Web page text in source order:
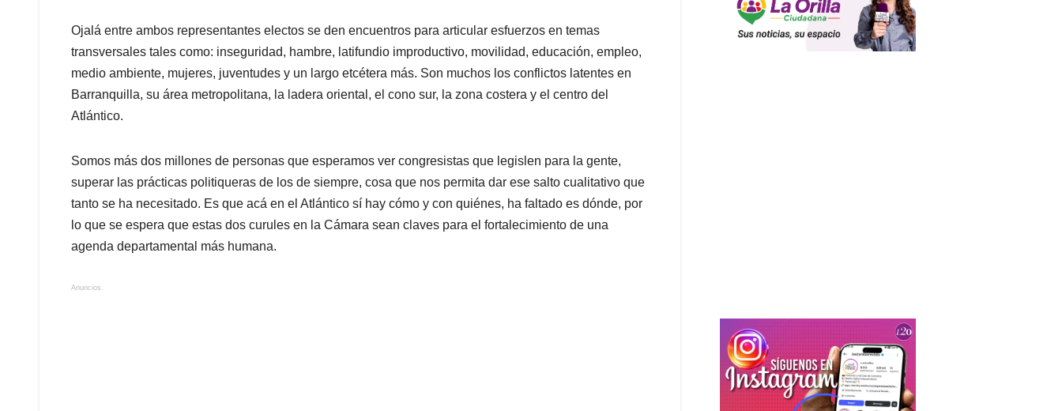
Ojalá entre ambos representantes electos se den encuentros para articular esfuerzos en temas
transversales tales como: inseguridad, hambre, latifundio improductivo, movilidad, educación, empleo,
medio ambiente, mujeres, juventudes y un largo etcétera más. Son muchos los conflictos latentes en
Barranquilla, su área metropolitana, la ladera oriental, el cono sur, la zona costera y el centro del
Atlántico.
Somos más dos millones de personas que esperamos ver congresistas que legislen para la gente,
superar las prácticas politiqueras de los de siempre, cosa que nos permita dar ese salto cualitativo que
tanto se ha necesitado. Es que acá en el Atlántico sí hay cómo y con quiénes, ha faltado es dónde, por
lo que se espera que estas dos curules en la Cámara sean claves para el fortalecimiento de una
agenda departamental más humana.
Anuncios.